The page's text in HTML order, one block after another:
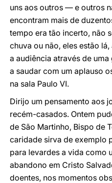
uns aos outros — e outros
encontram mais de
tempo era tão incerto, não
chuva ou não, eles estão
a audiência através de
a saudar com um aplauso
na sala Paulo VI.
Dirijo um pensamento aos
recém-casados. Ontem
de São Martinho, Bispo de
caridade sirva de exemplo
para levardes a vida como
abandono em Cristo
doentes, nos momentos